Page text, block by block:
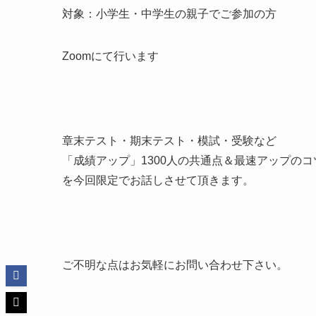
対象：小学生・中学生の親子でご参加の方
Zoomにて行います
章末テスト・期末テスト・模試・受験など
「成績アップ」1300人の共通点＆最速アップのコ
を今回限定でお話しさせて頂きます。
ご不明な点はお気軽にお問い合わせ下さい。